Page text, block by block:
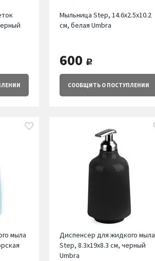
Мыльница Step, 14.6х2.5х10.2
см, белая Umbra
600 руб.
СООБЩИТЬО ПОСТУПЛЕНИИ
мыла
Диспенсер для жидкого мыла
Step, 8.3х19х8.3 см, черный
Umbra